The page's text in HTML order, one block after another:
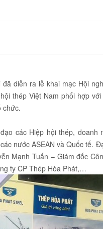
diễn ra lễ khai mạc Hội
thép Việt Nam phối hợp
chức.
các Hiệp hội thép, doanh
nước ASEAN và Quốc tế.
Mạnh Tuấn – Giám đốc
ty CP Thép Hòa Phát,…